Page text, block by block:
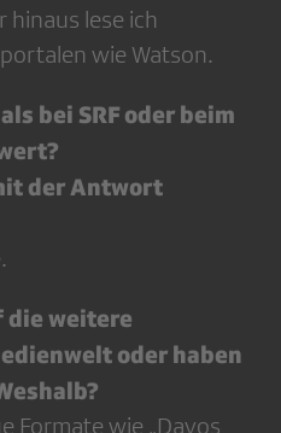
hinaus lese ich
wie Watson.
bei SRF oder beim
der Antwort
die weitere
oder haben
Formate wie „Davos